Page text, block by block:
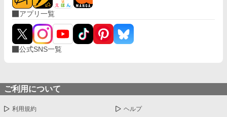
アプリ一覧
公式SNS一覧
ご利用について
利用規約 ヘルプ